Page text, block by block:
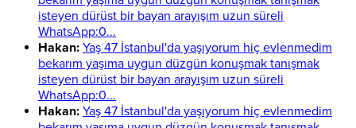
isteyen dürüst bir bayan arayışım uzun süreli
WhatsApp:0...
Hakan: Yaş 47 İstanbul'da yaşıyorum hiç evlenmedim
bekarım yaşıma uygun düzgün konuşmak tanışmak
isteyen dürüst bir bayan arayışım uzun süreli
WhatsApp:0...
Hakan: Yaş 47 İstanbul'da yaşıyorum hiç evlenmedim